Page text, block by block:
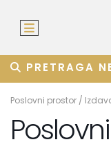
PRETRAGA
Poslovni prostor /